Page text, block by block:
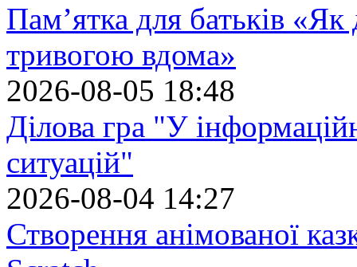
Пам’ятка для батьків
тривогою вдома»
2026-08-05 18:48
Ділова гра "У
ситуацій"
2026-08-04 14:27
Створення анімованої